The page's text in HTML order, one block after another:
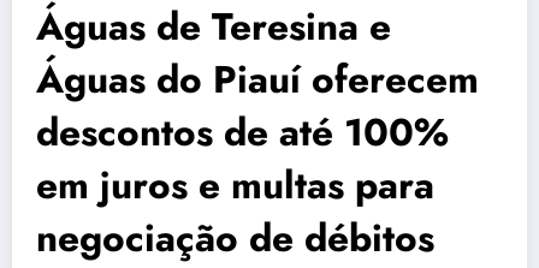
Águas de Teresina e
Águas do Piauí oferecem
descontos de até 100%
em juros e multas para
negociação de débitos